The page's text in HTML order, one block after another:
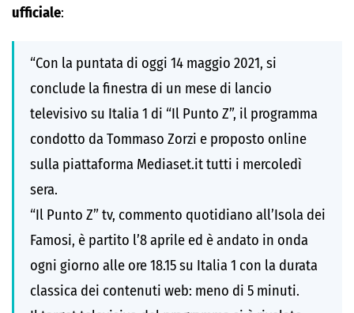
ufficiale:
“Con la puntata di oggi 14 maggio 2021, si
conclude la finestra di un mese di lancio
televisivo su Italia 1 di “Il Punto Z”, il programma
condotto da Tommaso Zorzi e proposto online
sulla piattaforma Mediaset.it tutti i mercoledì
sera.
“Il Punto Z” tv, commento quotidiano all’Isola dei
Famosi, è partito l’8 aprile ed è andato in onda
ogni giorno alle ore 18.15 su Italia 1 con la durata
classica dei contenuti web: meno di 5 minuti.